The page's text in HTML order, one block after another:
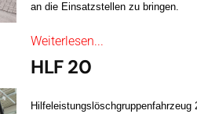
an die Einsatzstellen zu bringen.
Weiterlesen...
HLF 20
Hilfeleistungslöschgruppenfahrzeug